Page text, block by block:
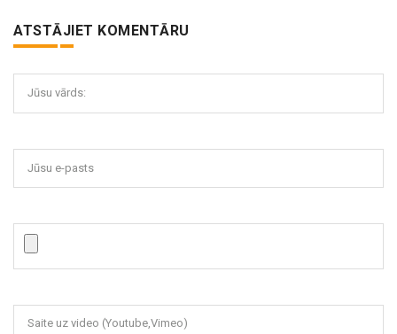
ATSTĀJIET KOMENTĀRU
Jūsu vārds:
Jūsu e-pasts
Saite uz video (Youtube,Vimeo)